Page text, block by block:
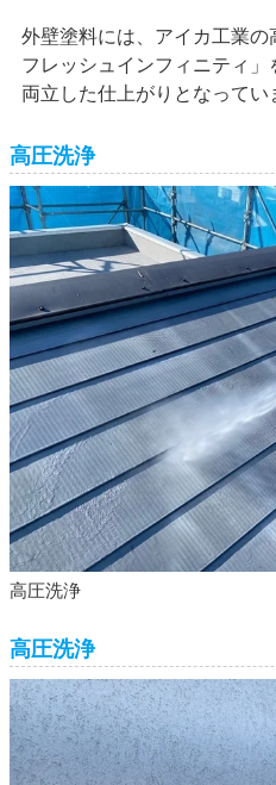
外壁塗料には、アイカ工業
フレッシュインフィニティ
両立した仕上がりとなってい
高圧洗浄
高圧洗浄
高圧洗浄